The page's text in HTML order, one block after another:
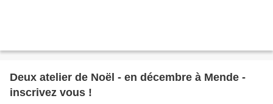
Deux atelier de Noël - en décembre à Mende -
inscrivez vous !